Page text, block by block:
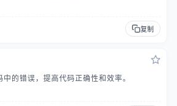
复制
的错误，提高代码正确性和效率。